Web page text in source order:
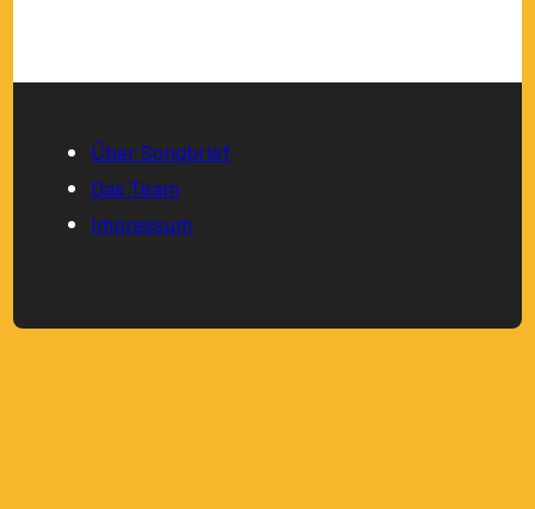
Über Songbrief
Das Team
Impressum